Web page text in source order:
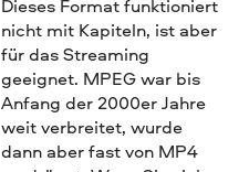
Dieses Format funktioniert
nicht mit Kapiteln, ist aber
für das Streaming
geeignet. MPEG war bis
Anfang der 2000er Jahre
weit verbreitet, wurde
dann aber fast von MP4